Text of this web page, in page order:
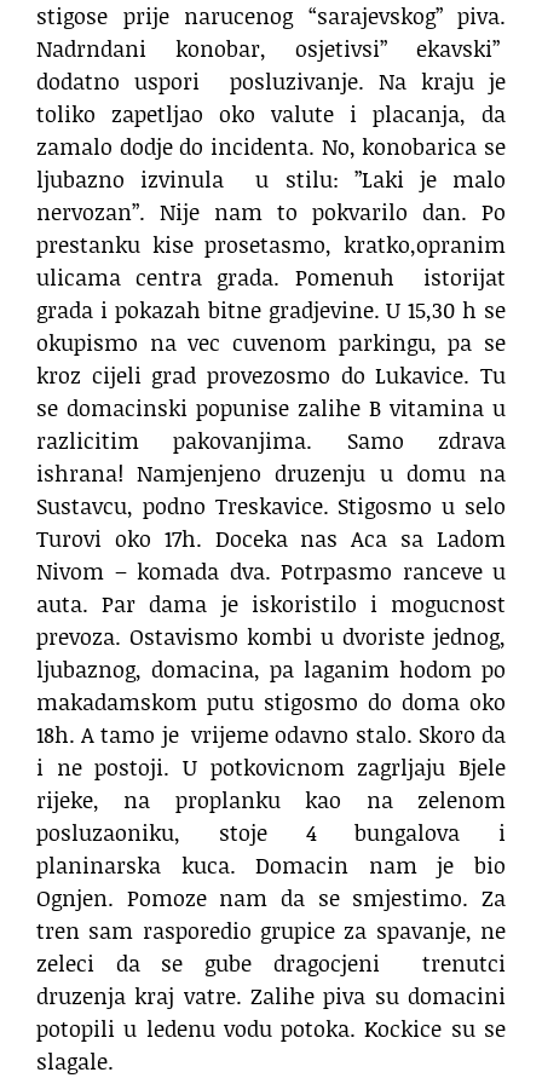
stigose prije narucenog “sarajevskog” piva.
Nadrndani konobar, osjetivsi” ekavski”
dodatno uspori
posluzivanje. Na kraju je
toliko zapetljao oko valute i placanja, da
zamalo dodje do incidenta. No, konobarica se
ljubazno izvinula
u stilu: ”Laki je malo
nervozan”. Nije nam to pokvarilo dan. Po
prestanku kise prosetasmo, kratko,opranim
ulicama centra grada. Pomenuh
istorijat
grada i pokazah bitne gradjevine. U 15,30 h se
okupismo na vec cuvenom parkingu, pa se
kroz cijeli grad provezosmo do Lukavice. Tu
se domacinski popunise zalihe B vitamina u
razlicitim pakovanjima. Samo zdrava
ishrana! Namjenjeno druzenju u domu na
Sustavcu, podno Treskavice. Stigosmo u selo
Turovi oko 17h. Doceka nas Aca sa Ladom
Nivom – komada dva. Potrpasmo ranceve u
auta. Par dama je iskoristilo i mogucnost
prevoza. Ostavismo kombi u dvoriste jednog,
ljubaznog, domacina, pa laganim hodom po
makadamskom putu stigosmo do doma oko
18h. A tamo je vrijeme odavno stalo. Skoro da
i ne postoji. U potkovicnom zagrljaju Bjele
rijeke, na proplanku kao na zelenom
posluzaoniku, stoje 4 bungalova i
planinarska kuca. Domacin nam je bio
Ognjen. Pomoze nam da se smjestimo. Za
tren sam rasporedio grupice za spavanje, ne
zeleci da se gube dragocjeni
trenutci
druzenja kraj vatre. Zalihe piva su domacini
potopili u ledenu vodu potoka. Kockice su se
slagale.